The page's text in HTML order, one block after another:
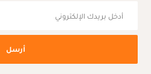
أرسل